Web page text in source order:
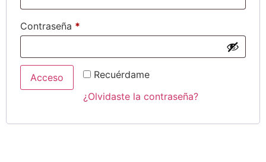
Contraseña *
Recuérdame
Acceso
¿Olvidaste la contraseña?